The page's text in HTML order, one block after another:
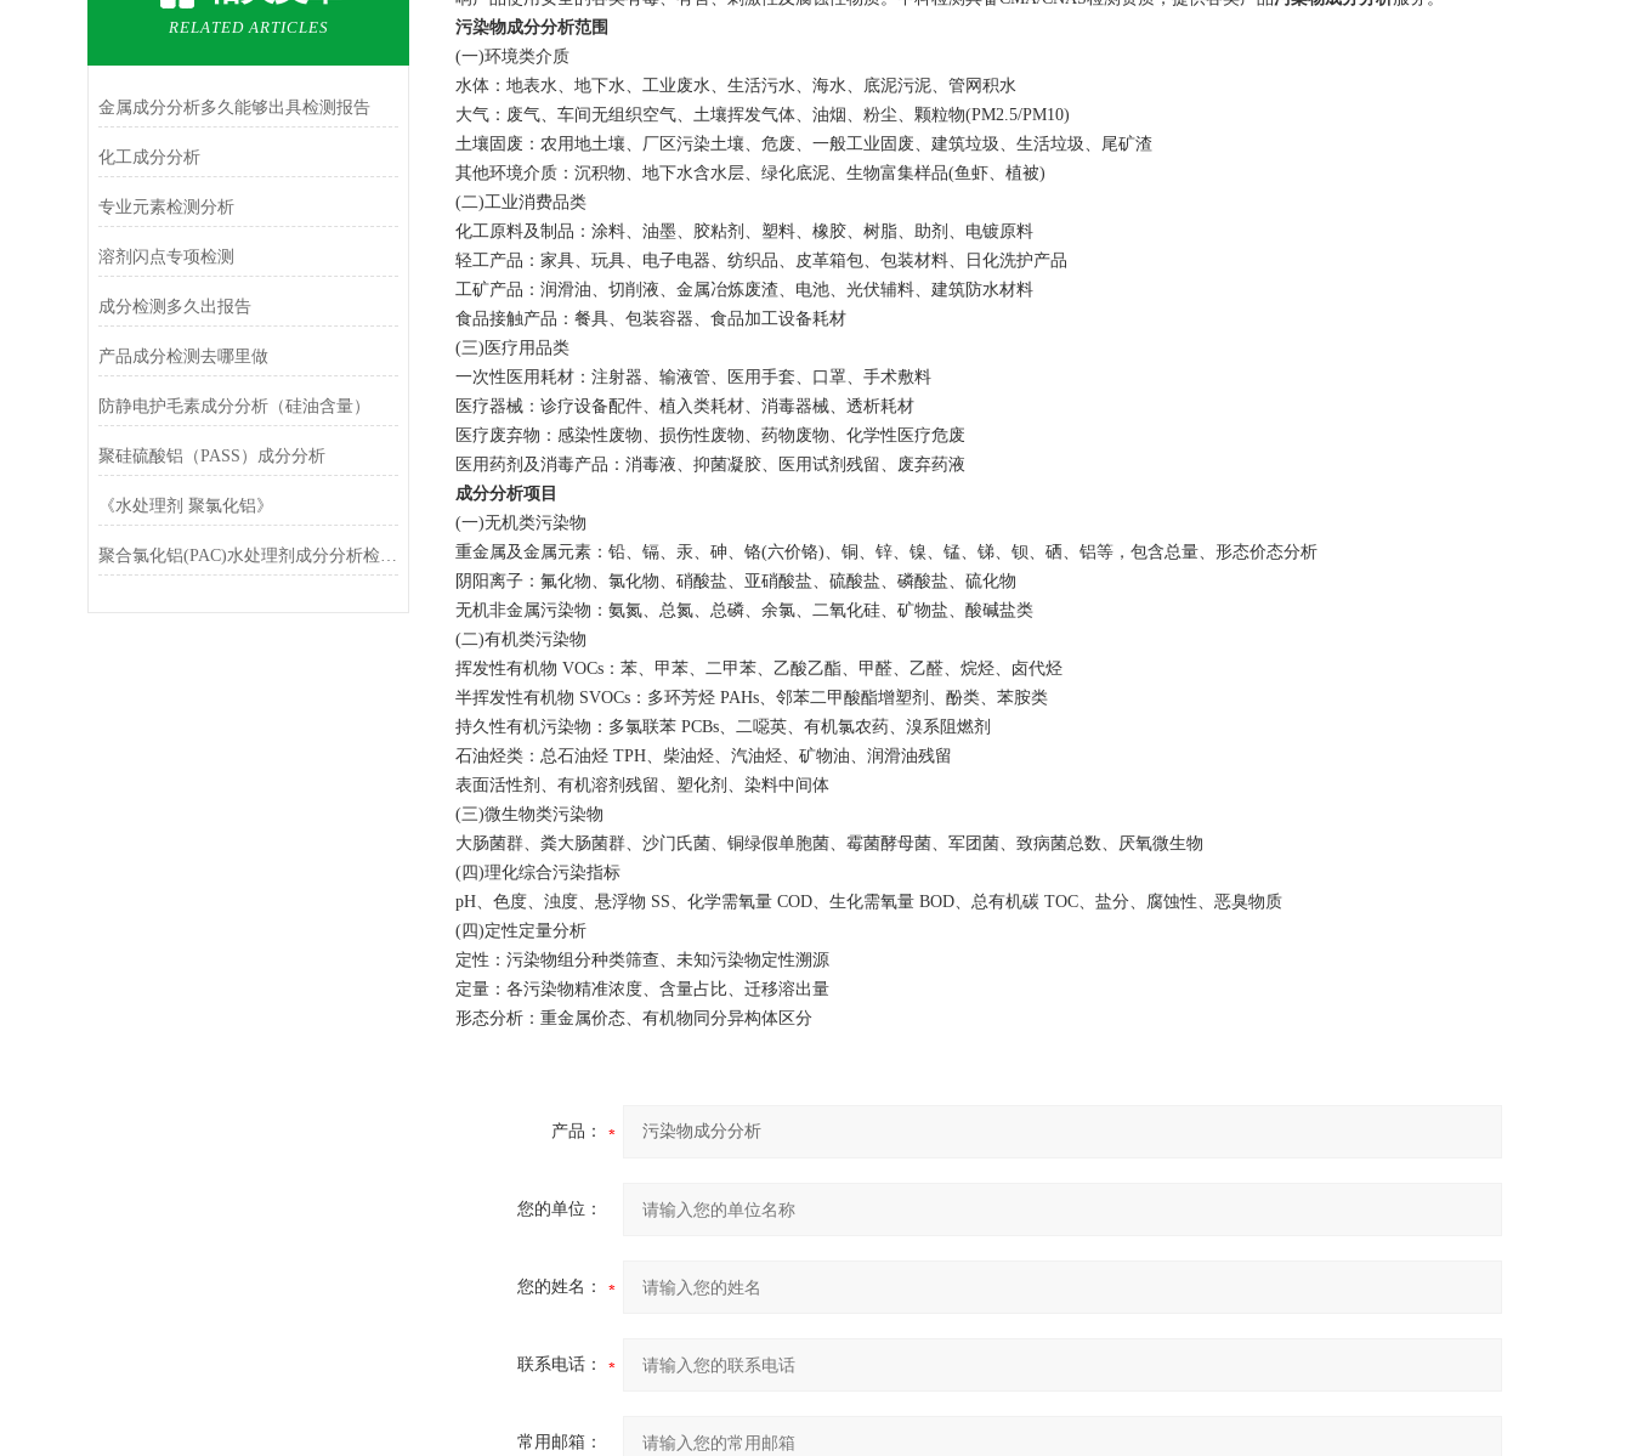
RELATED ARTICLES
金属成分分析多久能够出具检测报告
化工成分分析
专业元素检测分析
溶剂闪点专项检测
成分检测多久出报告
产品成分检测去哪里做
防静电护毛素成分分析（硅油含量）
聚硅硫酸铝（PASS）成分分析
《水处理剂 聚氯化铝》
聚合氯化铝(PAC)水处理剂成分分析检测技术规范
污染物成分分析范围
(一)环境类介质
水体：地表水、地下水、工业废水、生活污水、海水、底泥污泥、管网积水
大气：废气、车间无组织空气、土壤挥发气体、油烟、粉尘、颗粒物(PM2.5/PM10)
土壤固废：农用地土壤、厂区污染土壤、危废、一般工业固废、建筑垃圾、生活垃圾、尾矿渣
其他环境介质：沉积物、地下水含水层、绿化底泥、生物富集样品(鱼虾、植被)
(二)工业消费品类
化工原料及制品：涂料、油墨、胶粘剂、塑料、橡胶、树脂、助剂、电镀原料
轻工产品：家具、玩具、电子电器、纺织品、皮革箱包、包装材料、日化洗护产品
工矿产品：润滑油、切削液、金属冶炼废渣、电池、光伏辅料、建筑防水材料
食品接触产品：餐具、包装容器、食品加工设备耗材
(三)医疗用品类
一次性医用耗材：注射器、输液管、医用手套、口罩、手术敷料
医疗器械：诊疗设备配件、植入类耗材、消毒器械、透析耗材
医疗废弃物：感染性废物、损伤性废物、药物废物、化学性医疗危废
医用药剂及消毒产品：消毒液、抑菌凝胶、医用试剂残留、废弃药液
成分分析项目
(一)无机类污染物
重金属及金属元素：铅、镉、汞、砷、铬(六价铬)、铜、锌、镍、锰、锑、钡、硒、铝等，包含总量、形态价态分析
阴阳离子：氟化物、氯化物、硝酸盐、亚硝酸盐、硫酸盐、磷酸盐、硫化物
无机非金属污染物：氨氮、总氮、总磷、余氯、二氧化硅、矿物盐、酸碱盐类
(二)有机类污染物
挥发性有机物 VOCs：苯、甲苯、二甲苯、乙酸乙酯、甲醛、乙醛、烷烃、卤代烃
半挥发性有机物 SVOCs：多环芳烃 PAHs、邻苯二甲酸酯增塑剂、酚类、苯胺类
持久性有机污染物：多氯联苯 PCBs、二噁英、有机氯农药、溴系阻燃剂
石油烃类：总石油烃 TPH、柴油烃、汽油烃、矿物油、润滑油残留
表面活性剂、有机溶剂残留、塑化剂、染料中间体
(三)微生物类污染物
大肠菌群、粪大肠菌群、沙门氏菌、铜绿假单胞菌、霉菌酵母菌、军团菌、致病菌总数、厌氧微生物
(四)理化综合污染指标
pH、色度、浊度、悬浮物 SS、化学需氧量 COD、生化需氧量 BOD、总有机碳 TOC、盐分、腐蚀性、恶臭物质
(四)定性定量分析
定性：污染物组分种类筛查、未知污染物定性溯源
定量：各污染物精准浓度、含量占比、迁移溶出量
形态分析：重金属价态、有机物同分异构体区分
产品：
您的单位：
您的姓名：
联系电话：
常用邮箱：